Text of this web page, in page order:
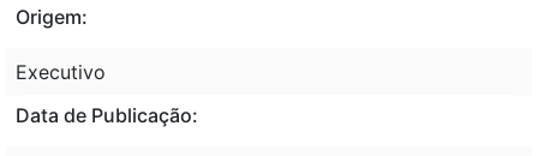
Origem:
Executivo
Data de Publicação: